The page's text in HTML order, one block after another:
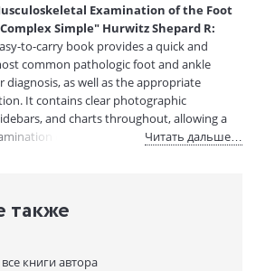
Examination of the Foot
Simple" Hurwitz Shepard R:
to-carry book provides a quick and
common pathologic foot and ankle
as well as the appropriate
It contains clear photographic
and charts throughout, allowing a
of the foot and ankle.Читать дальше…
также
все книги автора